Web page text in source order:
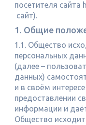
посетителя сайта
сайт).
1. Общие
1.1. Общество
персональных
(далее –
данных)
и в своём
предоставлении
информации и
Общество исходит